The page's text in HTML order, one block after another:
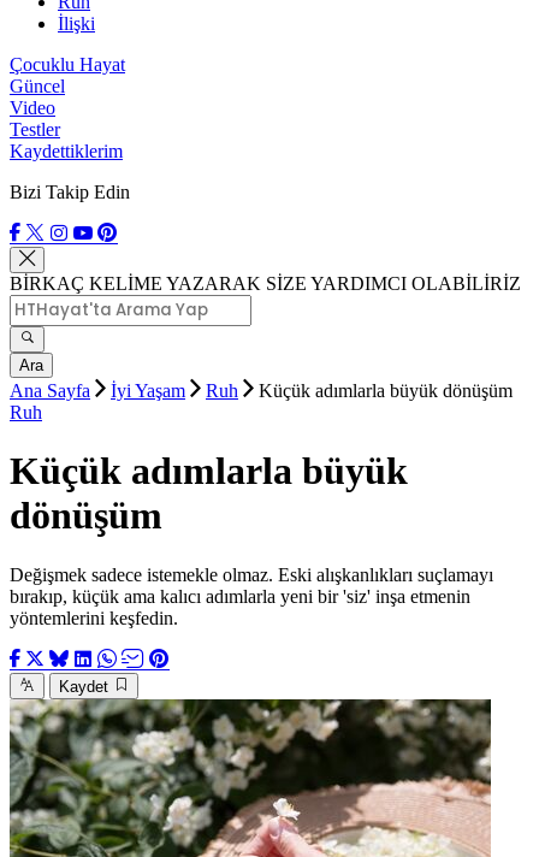
İlişki
Çocuklu Hayat
Güncel
Video
Testler
Kaydettiklerim
Bizi Takip Edin
BİRKAÇ KELİME YAZARAK SİZE YARDIMCI OLABİLİRİZ
Ara
Ana Sayfa İyi Yaşam Ruh
Küçük adımlarla büyük dönüşüm
Ruh
Küçük adımlarla büyük
dönüşüm
Değişmek sadece istemekle olmaz. Eski alışkanlıkları suçlamayı
bırakıp, küçük ama kalıcı adımlarla yeni bir 'siz' inşa etmenin
yöntemlerini keşfedin.
Kaydet